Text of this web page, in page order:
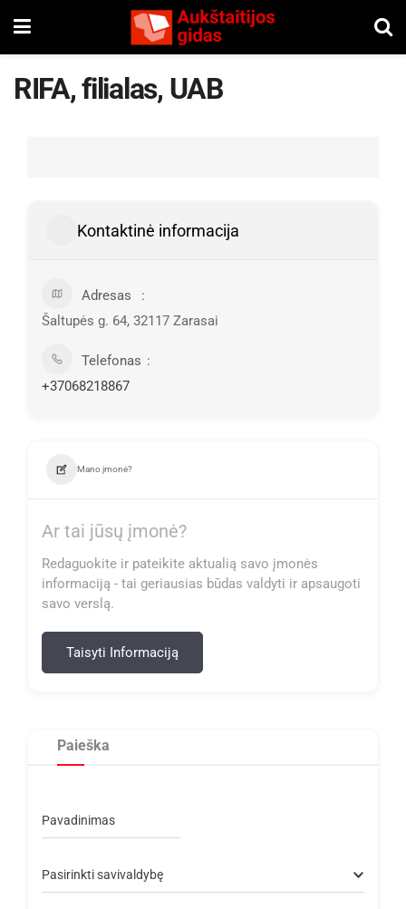
RIFA, filialas, UAB
Kontaktinė informacija
Adresas
Šaltupės g. 64, 32117 Zarasai
Telefonas
+37068218867
Mano įmonė?
Ar tai jūsų įmonė?
Redaguokite ir pateikite aktualią savo įmonės
informaciją - tai geriausias būdas valdyti ir apsaugoti
savo verslą.
Taisyti Informaciją
Paieška
Pavadinimas
Pasirinkti savivaldybę